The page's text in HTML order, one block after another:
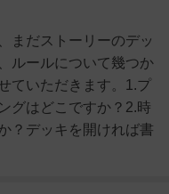
まだストーリーのデッ
ルールについて幾つか
ていただきます。1.プ
グはどこですか？2.時
？デッキを開ければ書